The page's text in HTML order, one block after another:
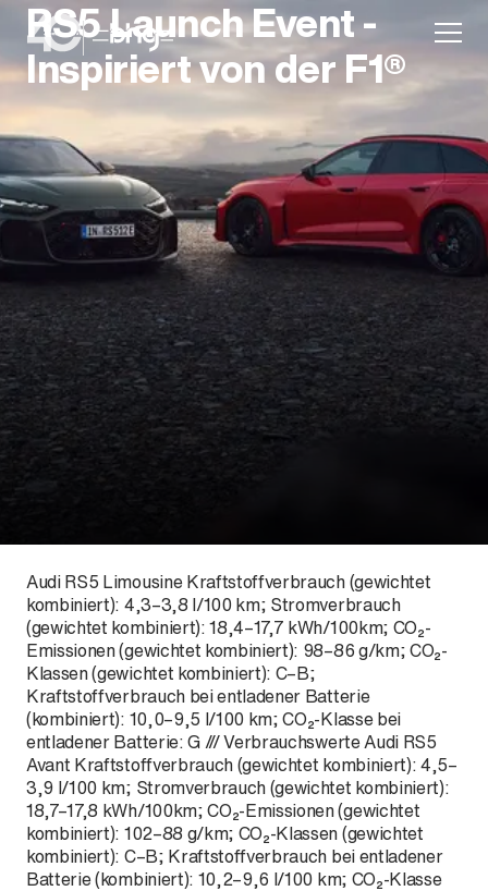
Aktion
Unternehmen
Standorte
Karriere
News
Der ID. Polo Day
Am 5. September
RS5 Launch Event -
Inspiriert von der F1®
Audi RS5 Limousine Kraftstoffverbrauch (gewichtet
kombiniert): 4,3–3,8 l/100 km; Stromverbrauch
(gewichtet kombiniert): 18,4–17,7 kWh/100km; CO₂-
Emissionen (gewichtet kombiniert): 98–86 g/km; CO₂-
Klassen (gewichtet kombiniert): C–B;
Kraftstoffverbrauch bei entladener Batterie
(kombiniert): 10,0–9,5 l/100 km; CO₂-Klasse bei
entladener Batterie: G /// Verbrauchswerte Audi RS5
Avant Kraftstoffverbrauch (gewichtet kombiniert): 4,5–
3,9 l/100 km; Stromverbrauch (gewichtet kombiniert):
18,7–17,8 kWh/100km; CO₂-Emissionen (gewichtet
kombiniert): 102–88 g/km; CO₂-Klassen (gewichtet
kombiniert): C–B; Kraftstoffverbrauch bei entladener
Batterie (kombiniert): 10,2–9,6 l/100 km; CO₂-Klasse